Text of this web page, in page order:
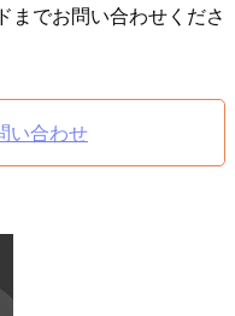
までお問い合わせくださ
い合わせ